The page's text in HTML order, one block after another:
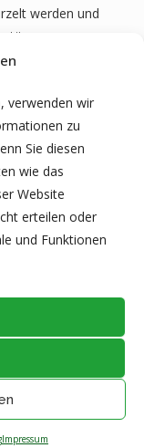
verwenden wir
zu
Sie diesen
wie das
Website
erteilen oder
und Funktionen
Impressum
werden und
Sie Gegenstände
Bäumen,
Geratal